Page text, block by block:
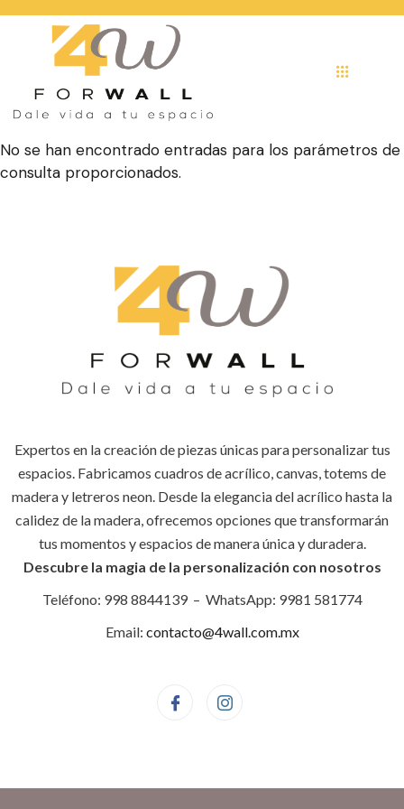
No se han encontrado entradas para los parámetros de
consulta proporcionados.
Expertos en la creación de piezas únicas para personalizar tus
espacios. Fabricamos cuadros de acrílico, canvas, totems de
madera y letreros neon. Desde la elegancia del acrílico hasta la
calidez de la madera, ofrecemos opciones que transformarán
tus momentos y espacios de manera única y duradera.
Descubre la magia de la personalización con nosotros
Teléfono: 998 8844139 – WhatsApp: 9981 581774
Email: contacto@4wall.com.mx